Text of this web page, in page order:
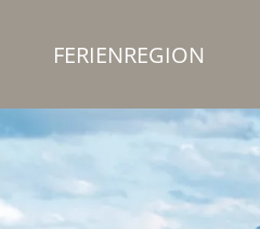
FERIENREGION